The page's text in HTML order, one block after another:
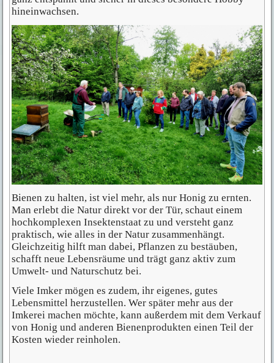
hineinwachsen.
Bienen zu halten, ist viel mehr, als nur Honig zu ernten.
Man erlebt die Natur direkt vor der Tür, schaut einem
hochkomplexen Insektenstaat zu und versteht ganz
praktisch, wie alles in der Natur zusammenhängt.
Gleichzeitig hilft man dabei, Pflanzen zu bestäuben,
schafft neue Lebensräume und trägt ganz aktiv zum
Umwelt- und Naturschutz bei.
Viele Imker mögen es zudem, ihr eigenes, gutes
Lebensmittel herzustellen. Wer später mehr aus der
Imkerei machen möchte, kann außerdem mit dem Verkauf
von Honig und anderen Bienenprodukten einen Teil der
Kosten wieder reinholen.